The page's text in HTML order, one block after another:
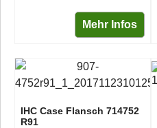
Mehr Infos
IHC Case Flansch 714752
R91